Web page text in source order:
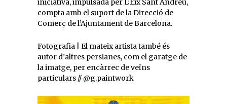
iniciativa, impulsada per L’Eix Sant Andreu,
compta amb el suport de la Direcció de
Comerç de l’Ajuntament de Barcelona.
Fotografia | El mateix artista també és
autor d’altres persianes, com el garatge de
la imatge, per encàrrec de veïns
particulars // @g.paintwork